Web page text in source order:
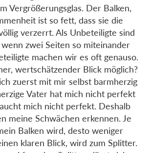
Vergrößerungsglas. Der Balken,
ist so fett, dass sie die
verzerrt. Als Unbeteiligte sind
zwei Seiten so miteinander
machen wir es oft genauso.
wertschätzender Blick möglich?
zuerst mit mir selbst barmherzig
Vater hat mich nicht perfekt
mich nicht perfekt. Deshalb
meine Schwächen erkennen. Je
Balken wird, desto weniger
klaren Blick, wird zum Splitter.